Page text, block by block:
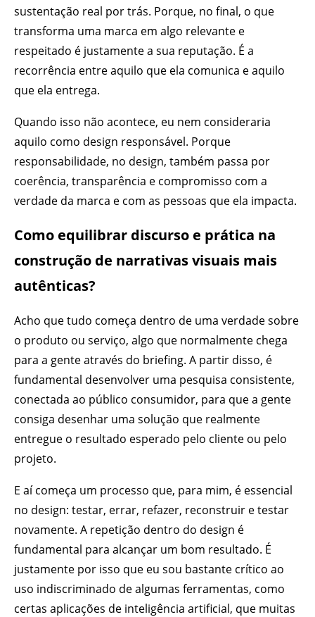
sustentação real por trás. Porque, no final, o que
transforma uma marca em algo relevante e
respeitado é justamente a sua reputação. É a
recorrência entre aquilo que ela comunica e aquilo
que ela entrega.
Quando isso não acontece, eu nem consideraria
aquilo como design responsável. Porque
responsabilidade, no design, também passa por
coerência, transparência e compromisso com a
verdade da marca e com as pessoas que ela impacta.
Como equilibrar discurso e prática na
construção de narrativas visuais mais
autênticas?
Acho que tudo começa dentro de uma verdade sobre
o produto ou serviço, algo que normalmente chega
para a gente através do briefing. A partir disso, é
fundamental desenvolver uma pesquisa consistente,
conectada ao público consumidor, para que a gente
consiga desenhar uma solução que realmente
entregue o resultado esperado pelo cliente ou pelo
projeto.
E aí começa um processo que, para mim, é essencial
no design: testar, errar, refazer, reconstruir e testar
novamente. A repetição dentro do design é
fundamental para alcançar um bom resultado. É
justamente por isso que eu sou bastante crítico ao
uso indiscriminado de algumas ferramentas, como
certas aplicações de inteligência artificial, que muitas